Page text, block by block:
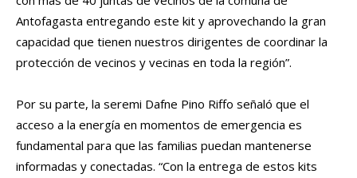
Antofagasta entregando este kit y aprovechando la gran
capacidad que tienen nuestros dirigentes de coordinar la
protección de vecinos y vecinas en toda la región”.
Por su parte, la seremi Dafne Pino Riffo señaló que el
acceso a la energía en momentos de emergencia es
fundamental para que las familias puedan mantenerse
informadas y conectadas. “Con la entrega de estos kits